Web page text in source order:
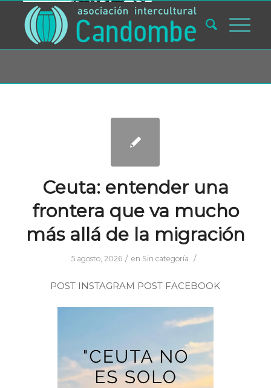
Ceuta: entender una
frontera que va mucho
más allá de la migración
5 agosto, 2026 / en Sin categoría /
POST INSTAGRAM POST FACEBOOK